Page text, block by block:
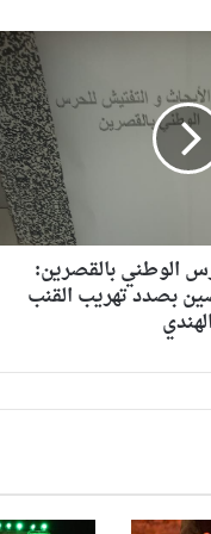
الوطني بالقصرين:
بصدد تهريب القنب
الهندي
الريفي
بأغنية
“چنك
ورد
قصي حاتم يفاجئ
من اللون الريفي
ورد